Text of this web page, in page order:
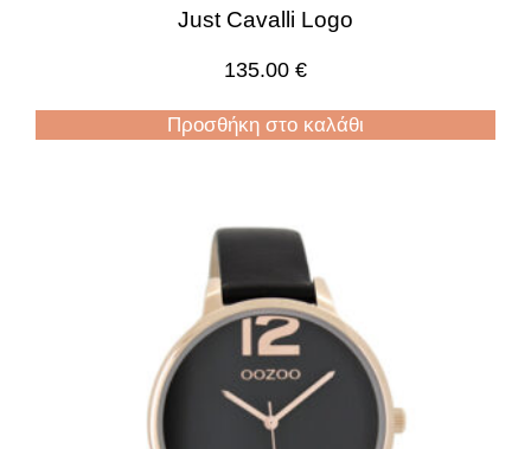
Just Cavalli Logo
135.00 €
Προσθήκη στο καλάθι